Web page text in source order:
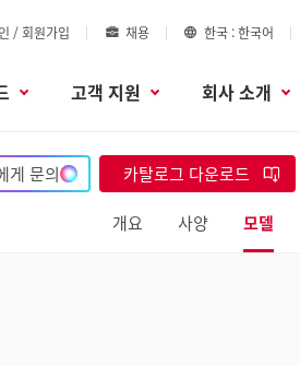
/ 회원가입 채용 한국 한국어
고객 지원 회사 소개
게 문의 카탈로그 다운로드
개요 사양 모델